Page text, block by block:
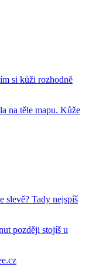
si kůži rozhodně
na těle mapu. Kůže
slevě? Tady nejspíš
později stojíš u